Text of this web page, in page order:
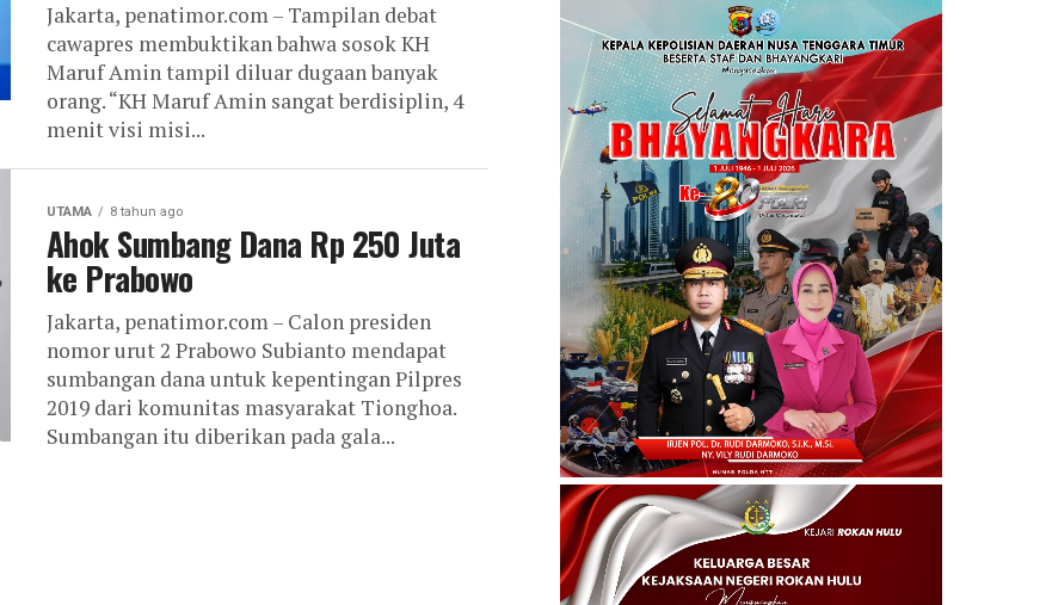
Jakarta, penatimor.com – Tampilan debat
cawapres membuktikan bahwa sosok KH
Maruf Amin tampil diluar dugaan banyak
orang. “KH Maruf Amin sangat berdisiplin, 4
menit visi misi...
UTAMA 8 tahun ago
Ahok Sumbang Dana Rp 250 Juta
ke Prabowo
Jakarta, penatimor.com – Calon presiden
nomor urut 2 Prabowo Subianto mendapat
sumbangan dana untuk kepentingan Pilpres
2019 dari komunitas masyarakat Tionghoa.
Sumbangan itu diberikan pada gala...